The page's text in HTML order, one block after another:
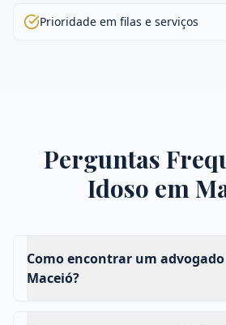
Prioridade em filas e serviços
Perguntas
Idoso em
Como encontrar um
Maceió?